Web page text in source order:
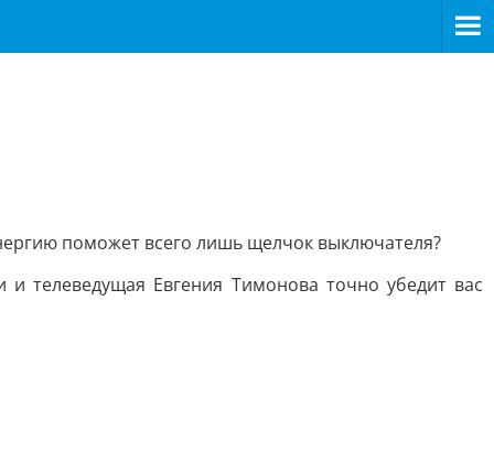
поможет всего лишь щелчок выключателя?
и телеведущая Евгения Тимонова точно убедит вас